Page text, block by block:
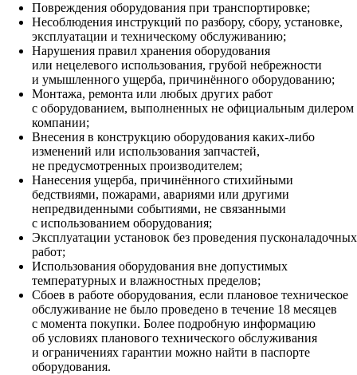
Повреждения оборудования при транспортировке;
Несоблюдения инструкций по разбору, сбору, установке,
эксплуатации и техническому обслуживанию;
Нарушения правил хранения оборудования
или нецелевого использования, грубой небрежности
и умышленного ущерба, причинённого оборудованию;
Монтажа, ремонта или любых других работ
с оборудованием, выполненных не официальным дилером
компании;
Внесения в конструкцию оборудования каких‑либо
изменений или использования запчастей,
не предусмотренных производителем;
Нанесения ущерба, причинённого стихийными
бедствиями, пожарами, авариями или другими
непредвиденными событиями, не связанными
с использованием оборудования;
Эксплуатации установок без проведения пусконаладочных
работ;
Использования оборудования вне допустимых
температурных и влажностных пределов;
Сбоев в работе оборудования, если плановое техническое
обслуживание не было проведено в течение 18 месяцев
с момента покупки. Более подробную информацию
об условиях планового технического обслуживания
и ограничениях гарантии можно найти в паспорте
оборудования.